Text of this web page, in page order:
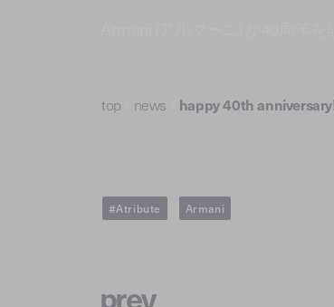
top news happy 40th
#Atribute Armani
prev